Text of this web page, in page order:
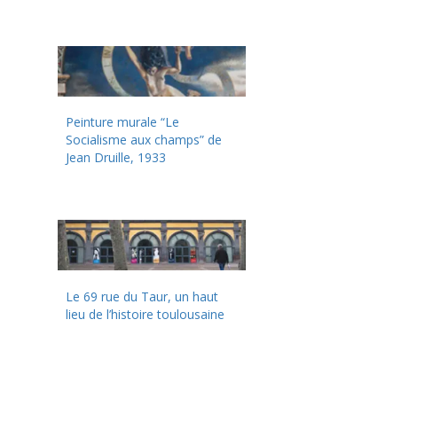
Peinture murale “Le
Socialisme aux champs” de
Jean Druille, 1933
Le 69 rue du Taur, un haut
lieu de l’histoire toulousaine